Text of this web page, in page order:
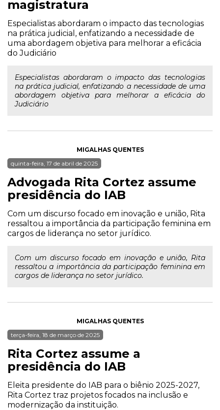
magistratura
Especialistas abordaram o impacto das tecnologias
na prática judicial, enfatizando a necessidade de
uma abordagem objetiva para melhorar a eficácia
do Judiciário
Especialistas abordaram o impacto das tecnologias
na prática judicial, enfatizando a necessidade de uma
abordagem objetiva para melhorar a eficácia do
Judiciário
MIGALHAS QUENTES
quinta-feira, 17 de abril de 2025
Advogada Rita Cortez assume
presidência do IAB
Com um discurso focado em inovação e união, Rita
ressaltou a importância da participação feminina em
cargos de liderança no setor jurídico.
Com um discurso focado em inovação e união, Rita
ressaltou a importância da participação feminina em
cargos de liderança no setor jurídico.
MIGALHAS QUENTES
terça-feira, 18 de março de 2025
Rita Cortez assume a
presidência do IAB
Eleita presidente do IAB para o biênio 2025-2027,
Rita Cortez traz projetos focados na inclusão e
modernização da instituição.